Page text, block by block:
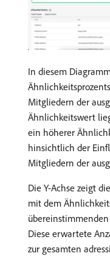
In diesem
Mitgliedern der
Ähnlichkeitswert
ein höherer
hinsichtlich der
Mitgliedern der
Die Y-Achse zeigt
mit dem
Diese erwartete
zur gesamten